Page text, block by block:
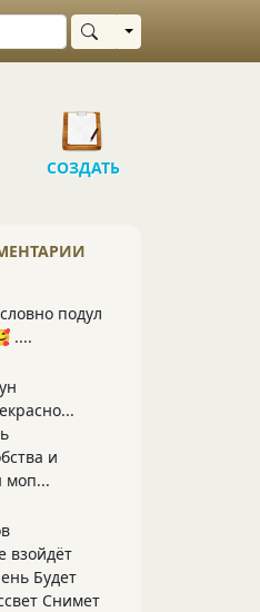
Выбрать область
СОЗДАТЬ
подул
....
и
моп...
взойдёт
Будет
Снимет